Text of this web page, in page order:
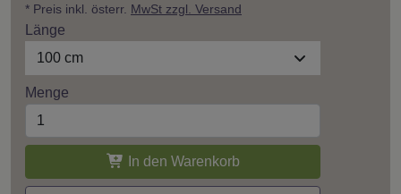
* Preis inkl. österr. MwSt zzgl. Versand
Länge
100 cm
Menge
In den Warenkorb